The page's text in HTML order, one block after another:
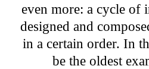
even more: a cycle of
designed and
in a certain order. In
be the oldest